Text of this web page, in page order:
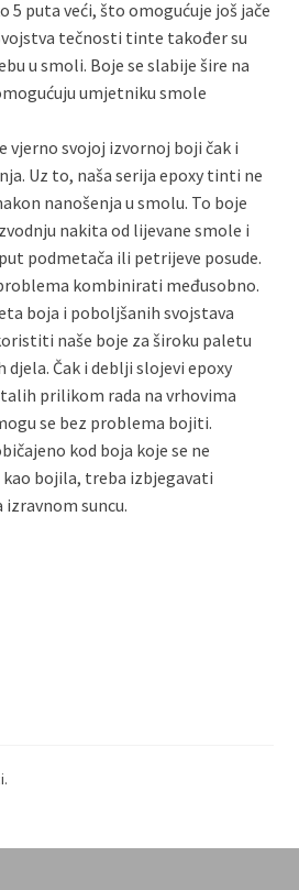
5 puta veći, što omogućuje još jače
tečnosti tinte također su
u smoli. Boje se slabije šire na
umjetniku smole
vjerno svojoj izvornoj boji čak i
Uz to, naša serija epoxy tinti ne
nanošenja u smolu. To boje
nakita od lijevane smole i
podmetača ili petrijeve posude.
kombinirati međusobno.
boja i poboljšanih svojstava
naše boje za široku paletu
Čak i deblji slojevi epoxy
prilikom rada na vrhovima
se bez problema bojiti.
kod boja koje se ne
bojila, treba izbjegavati
suncu.